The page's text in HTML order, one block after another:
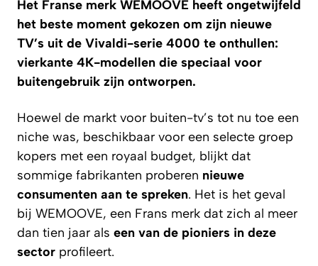
Het Franse merk WEMOOVE heeft ongetwijfeld
het beste moment gekozen om zijn nieuwe
TV’s uit de Vivaldi-serie 4000 te onthullen:
vierkante 4K-modellen die speciaal voor
buitengebruik zijn ontworpen.
Hoewel de markt voor buiten-tv’s tot nu toe een
niche was, beschikbaar voor een selecte groep
kopers met een royaal budget, blijkt dat
sommige fabrikanten proberen nieuwe
consumenten aan te spreken. Het is het geval
bij WEMOOVE, een Frans merk dat zich al meer
dan tien jaar als een van de pioniers in deze
sector profileert.